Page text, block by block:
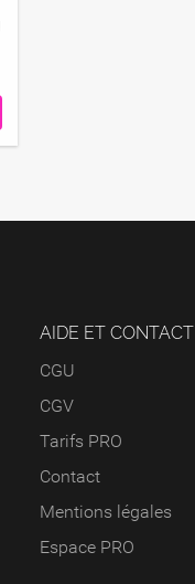
AIDE ET CONTACT
CGU
CGV
Tarifs PRO
Contact
Mentions légales
Espace PRO